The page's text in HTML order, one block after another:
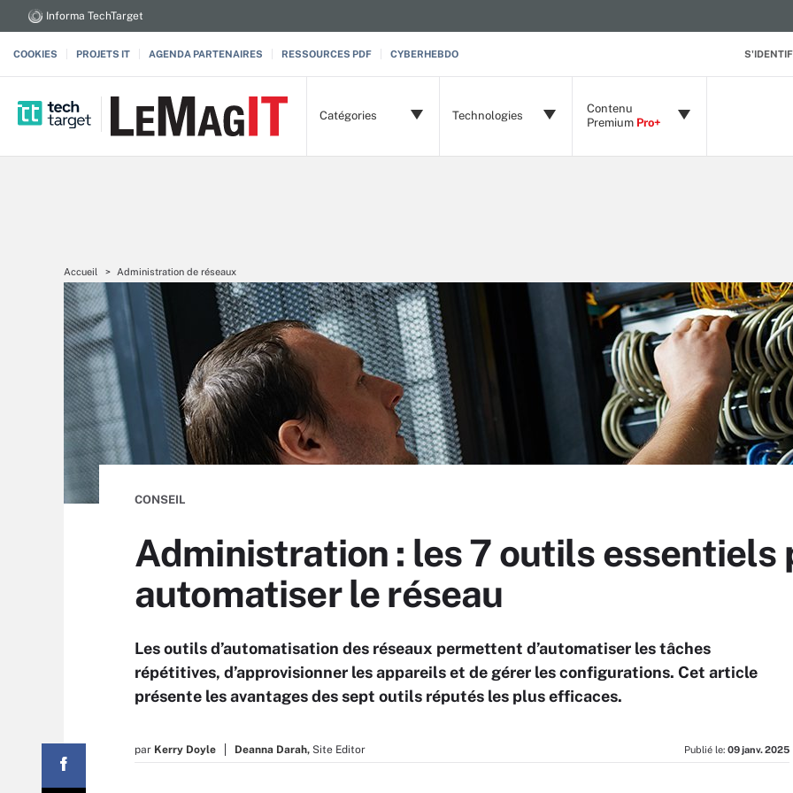
Informa TechTarget
COOKIES PROJETS IT AGENDA PARTENAIRES RESSOURCES PDF CYBERHEBDO
Catégories Technologies
Contenu
Premium Pro+
Accueil Administration de réseaux
CONSEIL
Administration : les 7 outils essentiels
automatiser le réseau
Les outils d’automatisation des réseaux permettent d’automatiser les tâches
répétitives, d’approvisionner les appareils et de gérer les configurations. Cet article
présente les avantages des sept outils réputés les plus efficaces.
par Kerry Doyle Deanna Darah, Site Editor Publié le: 09 janv. 2025